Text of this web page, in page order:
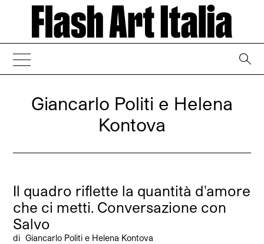
Giancarlo Politi e Helena
Kontova
Il quadro riflette la quantità d'amore
che ci metti. Conversazione con
Salvo
di Giancarlo Politi e Helena Kontova